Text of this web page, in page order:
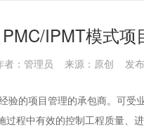
PMC/IPMT模式项
者：管理员 来源： 原创 发
的项目管理的承包商。可受
程中有效的控制工程质量、